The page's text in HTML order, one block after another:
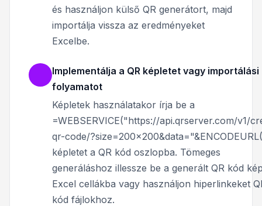
és használjon külső QR generátort, majd
importálja vissza az eredményeket
Excelbe.
Implementálja a QR képletet vagy importálási
folyamatot
Képletek használatakor írja be a
=WEBSERVICE("https://api.qrserver.com/v1/
qr-code/
képletet a QR kód oszlopba. Tömeges
generáláshoz illessze be a generált QR kód
Excel cellákba vagy használjon hiperlinkeket
kód fájlokhoz.